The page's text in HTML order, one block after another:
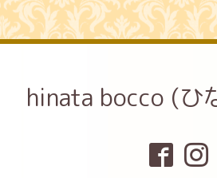
hinata bocco (ひ